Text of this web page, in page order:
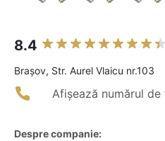
8.4
Braşov, Str. Aurel Vlaicu nr.103
Afișează numărul de
Despre companie: